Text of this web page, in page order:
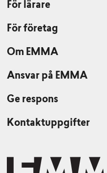
För lärare
För företag
Om EMMA
Ansvar på EMMA
Ge respons
Kontaktuppgifter